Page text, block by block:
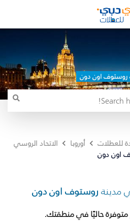
روستوف اون دون
للعطلات أوروبا
الاتحاد الروسي
اون دون
مدينة روستوف اون دون
حاليًا في منطقتك.